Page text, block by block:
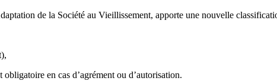
de la Société au Vieillissement, apporte une nouvelle
en cas d’agrément ou d’autorisation.